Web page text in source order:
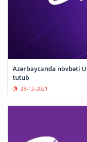
Azərbaycanda növbəti
tutub
28-12-2021